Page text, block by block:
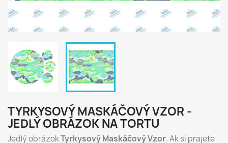
TYRKYSOVÝ MASKÁČOVÝ VZOR -
JEDLÝ OBRÁZOK NA TORTU
Jedlý obrázokTyrkysový Maskáčový Vzor. Ak si prajete